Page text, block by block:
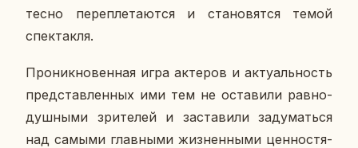
тесно пе­ре­пле­та­ют­ся и ста­но­вят­ся темой
спек­так­ля.
Про­ник­но­вен­ная игра ак­те­ров и ак­ту­аль­ность
пред­став­лен­ных ими тем не оста­ви­ли рав­но­
душ­ны­ми зри­те­лей и за­ста­ви­ли за­ду­мать­ся
над самыми глав­ны­ми жиз­нен­ны­ми цен­но­стя­